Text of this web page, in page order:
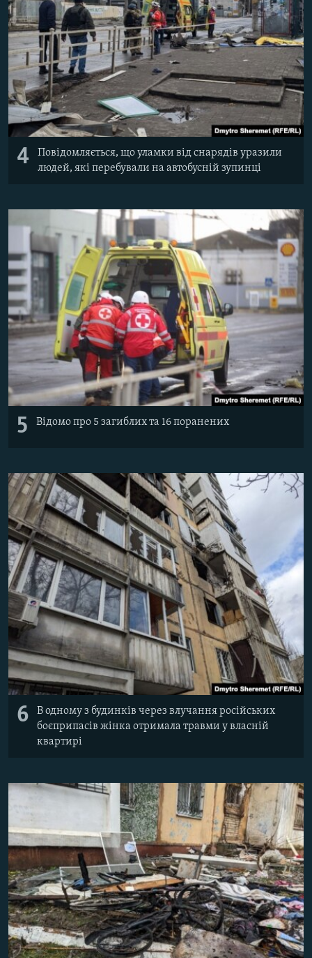
4
Повідомляється, що уламки від снарядів уразили
людей, які перебували на автобусній зупинці
5 Відомо про 5 загиблих та 16 поранених
6
В одному з будинків через влучання російських
боєприпасів жінка отримала травми у власній
квартирі